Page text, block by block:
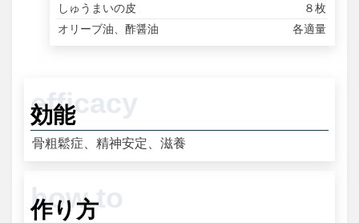
しゅうまいの皮
８枚
オリーブ油、酢醤油
各適量
効能
骨粗鬆症、精神安定、滋養
作り方